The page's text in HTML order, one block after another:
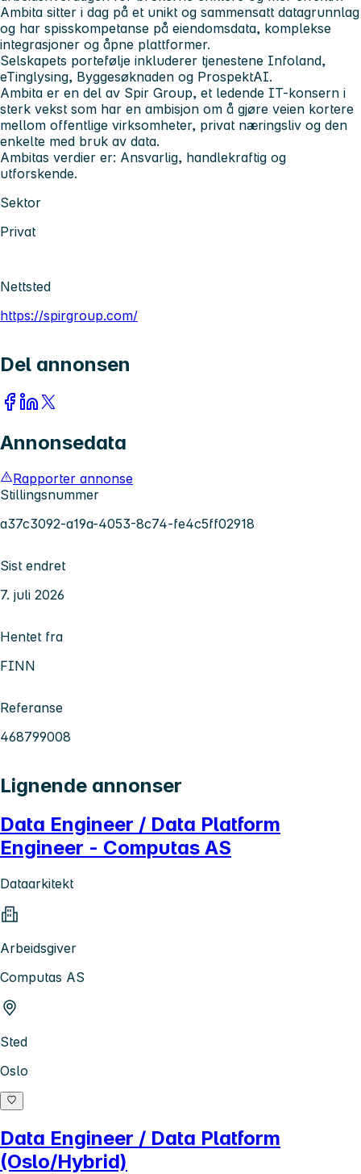
Ambita sitter i dag på et unikt og sammensatt datagrunnlag
og har spisskompetanse på eiendomsdata, komplekse
integrasjoner og åpne plattformer.
Selskapets portefølje inkluderer tjenestene Infoland,
eTinglysing, Byggesøknaden og ProspektAI.
Ambita er en del av Spir Group, et ledende IT-konsern i
sterk vekst som har en ambisjon om å gjøre veien kortere
mellom offentlige virksomheter, privat næringsliv og den
enkelte med bruk av data.
Ambitas verdier er: Ansvarlig, handlekraftig og
utforskende.
Sektor
Privat
Nettsted
https://spirgroup.com/
Del annonsen
Annonsedata
Rapporter annonse
Stillingsnummer
a37c3092-a19a-4053-8c74-fe4c5ff02918
Sist endret
7. juli 2026
Hentet fra
FINN
Referanse
468799008
Lignende annonser
Data Engineer / Data Platform
Engineer - Computas AS
Dataarkitekt
Arbeidsgiver
Computas AS
Sted
Oslo
Data Engineer / Data Platform
(Oslo/Hybrid)